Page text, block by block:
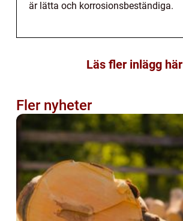
är lätta och korrosionsbeständiga.
Läs fler inlägg här
Fler nyheter